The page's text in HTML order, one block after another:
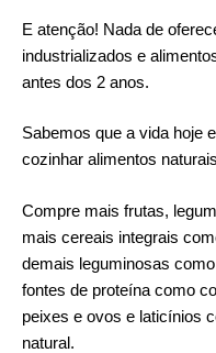
E atenção! Nada de
industrializados e
antes dos 2 anos.
Sabemos que a vida hoje
cozinhar alimentos
Compre mais frutas,
mais cereais integrais
demais leguminosas
fontes de proteína como
peixes e ovos e laticínios
natural.